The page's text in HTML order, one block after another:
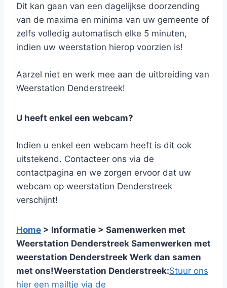
Dit kan gaan van een dagelijkse doorzending
van de maxima en minima van uw gemeente of
zelfs volledig automatisch elke 5 minuten,
indien uw weerstation hierop voorzien is!
Aarzel niet en werk mee aan de uitbreiding van
Weerstation Denderstreek!
U heeft enkel een webcam?
Indien u enkel een webcam heeft is dit ook
uitstekend. Contacteer ons via de
contactpagina en we zorgen ervoor dat uw
webcam op weerstation Denderstreek
verschijnt!
Home > Informatie > Samenwerken met
Weerstation Denderstreek Samenwerken met
weerstation Denderstreek Werk dan samen
met ons!Weerstation Denderstreek:Stuur ons
hier een mailtje via de